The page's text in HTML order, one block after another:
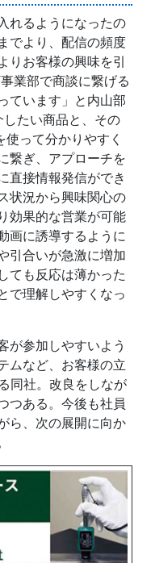
れるようになったの
でより、配信の頻度
りお客様の興味を引
業部で商談に繋げる
ています」と内山部
たい商品と、その
って分かりやすく
繋ぎ、アプローチを
直接情報発信ができ
状況から興味関心の
効果的な営業が可能
画に誘導するように
引合いが急激に増加
ても反応は薄かった
で理解しやすくなっ
が参加しやすいよう
ムなど、お客様の立
同社。改良をしなが
つある。今後も社員
ら、次の展開に向か